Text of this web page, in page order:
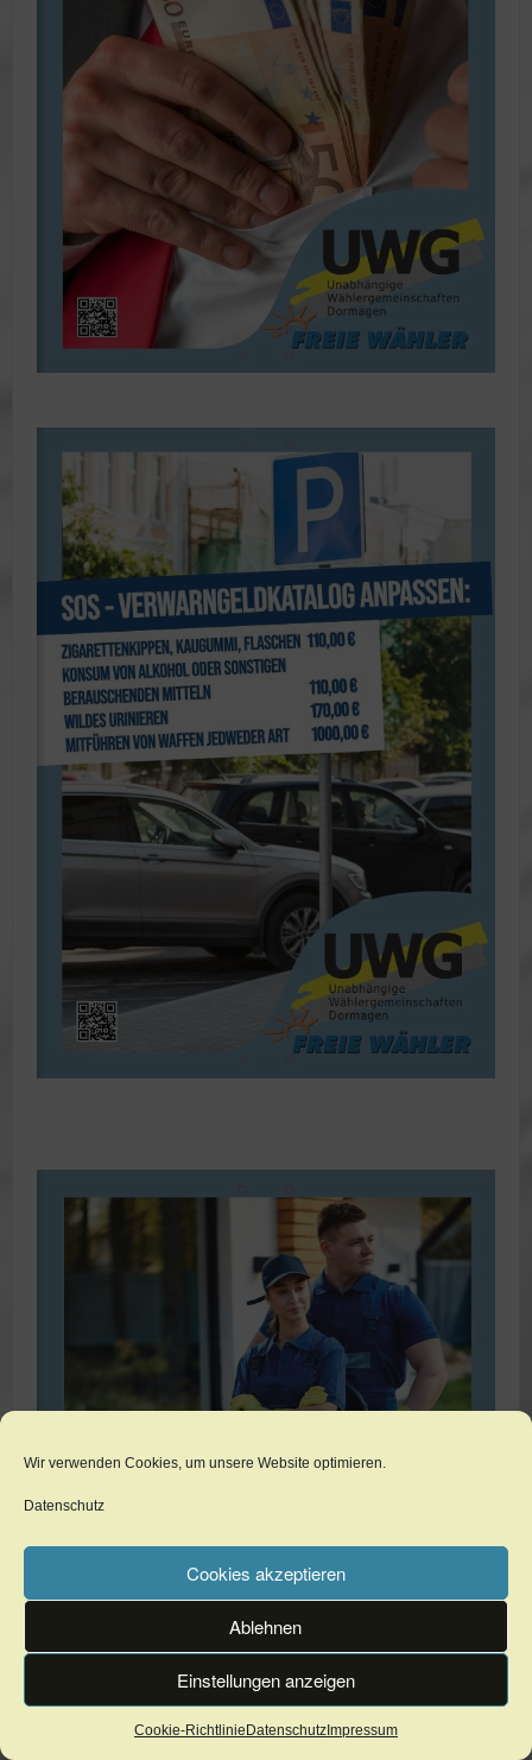
Wir verwenden Cookies, um unsere Website optimieren.
Datenschutz
Cookies akzeptieren
Ablehnen
Einstellungen anzeigen
Cookie-Richtlinie DatenschutzImpressum